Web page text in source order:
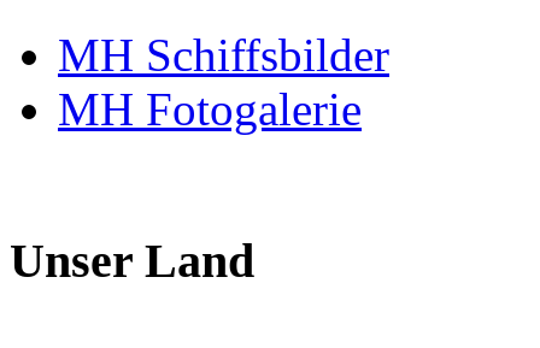
MH Schiffsbilder
MH Fotogalerie
Unser Land